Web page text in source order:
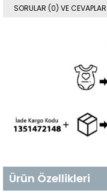
SORULAR (0) VE
Ürün Özellikleri